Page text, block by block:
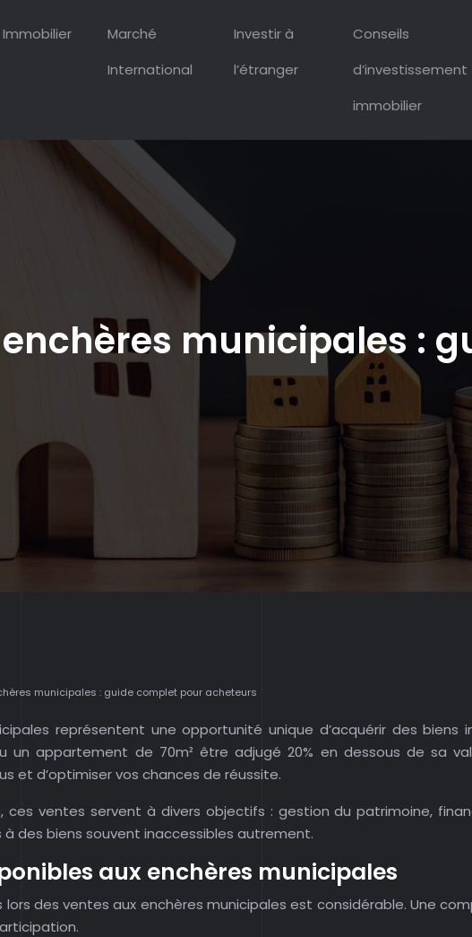
Immobilier
Marché
International
Investir à
l’étranger
Conseils
d’investissement
immobilier
municipales :
municipales : guide complet pour acheteurs
représentent une opportunité unique d’acquérir des
un appartement de 70m² être adjugé 20% en dessous de sa
et d’optimiser vos chances de réussite.
ces ventes servent à divers objectifs : gestion du patrimoine,
des biens souvent inaccessibles autrement.
aux enchères municipales
des ventes aux enchères municipales est considérable. Une